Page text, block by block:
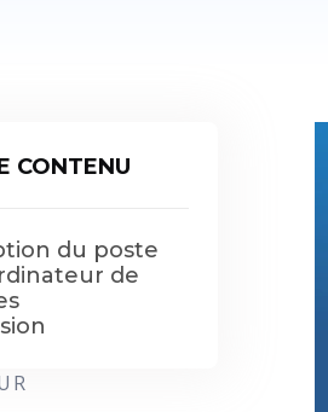
CONTENU
du poste
de